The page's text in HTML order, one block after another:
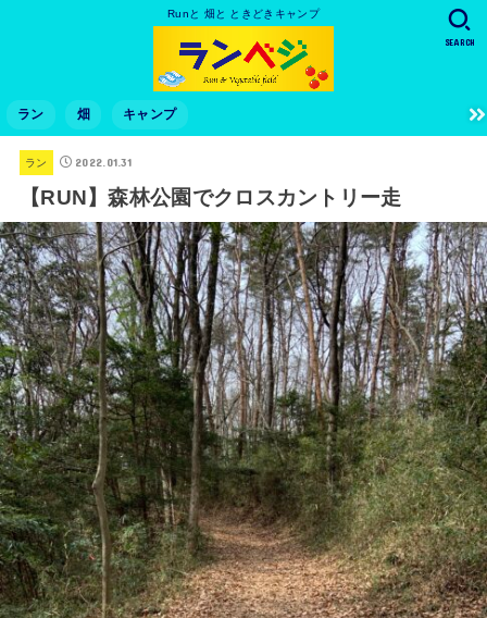
Runと 畑と ときどきキャンプ
ラン 畑 キャンプ
SEARCH
ラン 2022.01.31
【RUN】森林公園でクロスカントリー走